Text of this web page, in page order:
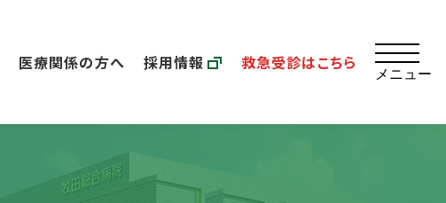
医療関係の方へ 採用情報 救急受診はこちら
メニュー